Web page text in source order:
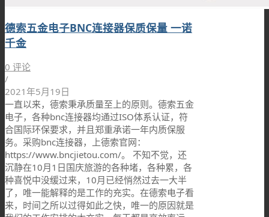
德索五金电子BNC连接器保质保量 一诺
千金
0 评论
/
2021年5月19日
一直以来，德索秉承质量至上的原则。德索五金
电子，各种bnc连接器均通过ISO体系认证，符
合国际环保要求，并且郑重承诺一年内质保服
务。采购bnc连接器，上德索官网：
https://www.bncjietou.com/。 不知不觉，还
沉静在10月1日国庆旅游的各种堵，各种累，各
种喜悦中没缓过来，10月已经悄然过去一大半
了，唯一能解释的是工作的充实。在德索电子看
来，时间之所以过得如此之快，唯一的原因就是